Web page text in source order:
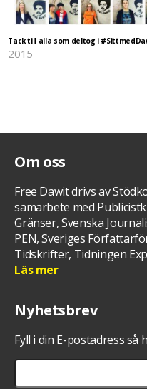
Tack till alla som deltog i
2015
Om oss
Free Dawit drivs av
samarbete med
Gränser, Svenska
PEN, Sveriges
Tidskrifter, Tidningen
Läs mer
Nyhetsbrev
Fyll i din E-postadress så